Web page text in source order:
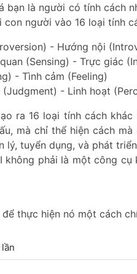
bạn là người có tính cách
người vào 16 loại tính
- Hướng nội
(Sensing) - Trực giác
- Tình cảm (Feeling)
- Linh hoạt
ra 16 loại tính cách
mà chỉ thể hiện cách
tuyển dụng, và phát
không phải là một công
thực hiện nó một cách